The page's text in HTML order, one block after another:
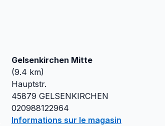
Gelsenkirchen Mitte
(9.4 km)
Hauptstr.
45879 GELSENKIRCHEN
020988122964
Informations sur le magasin